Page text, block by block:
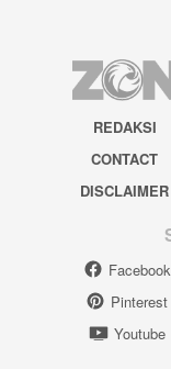
REDAKSI
CONTACT
DISCLAIMER
Facebook
Pinterest
Youtube